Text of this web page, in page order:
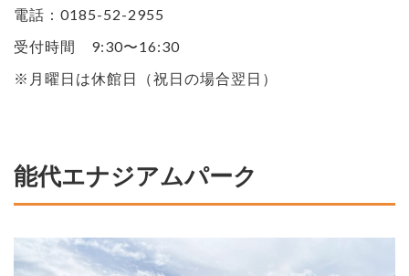
電話：0185-52-2955
受付時間 9:30〜16:30
※月曜日は休館日（祝日の場合翌日）
能代エナジアムパーク